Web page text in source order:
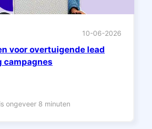
10-06-2026
voor overtuigende lead
campagnes
ongeveer 8 minuten